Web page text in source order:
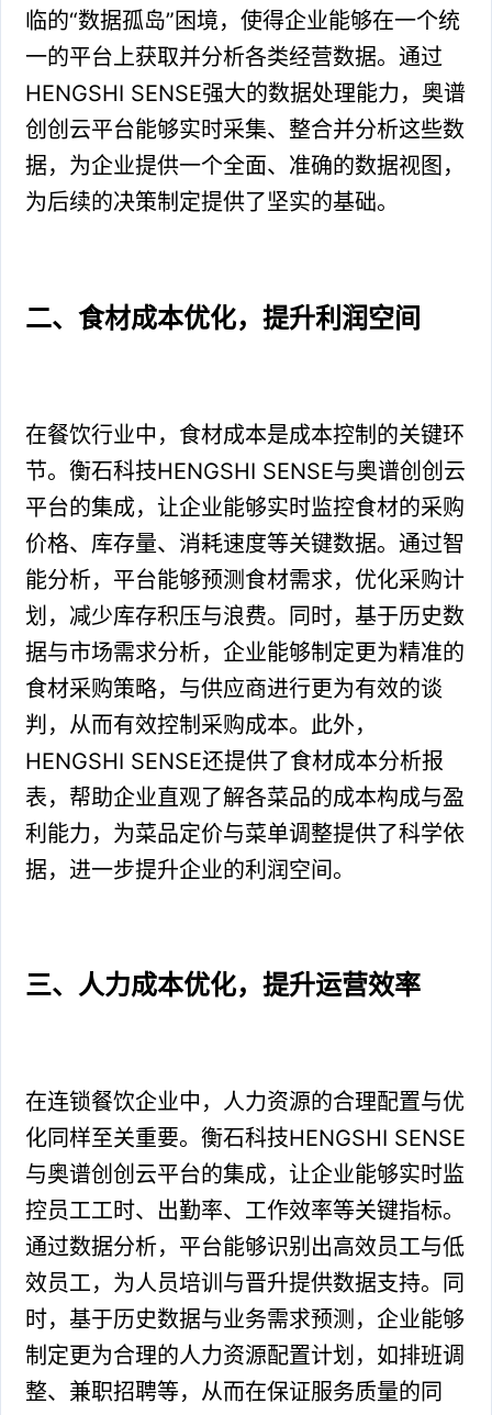
临的“数据孤岛”困境，使得企业能够在一个统
一的平台上获取并分析各类经营数据。通过
HENGSHI SENSE强大的数据处理能力，奥谱
创创云平台能够实时采集、整合并分析这些数
据，为企业提供一个全面、准确的数据视图，
为后续的决策制定提供了坚实的基础。
二、食材成本优化，提升利润空间
在餐饮行业中，食材成本是成本控制的关键环
节。衡石科技HENGSHI SENSE与奥谱创创云
平台的集成，让企业能够实时监控食材的采购
价格、库存量、消耗速度等关键数据。通过智
能分析，平台能够预测食材需求，优化采购计
划，减少库存积压与浪费。同时，基于历史数
据与市场需求分析，企业能够制定更为精准的
食材采购策略，与供应商进行更为有效的谈
判，从而有效控制采购成本。此外，
HENGSHI SENSE还提供了食材成本分析报
表，帮助企业直观了解各菜品的成本构成与盈
利能力，为菜品定价与菜单调整提供了科学依
据，进一步提升企业的利润空间。
三、人力成本优化，提升运营效率
在连锁餐饮企业中，人力资源的合理配置与优
化同样至关重要。衡石科技HENGSHI SENSE
与奥谱创创云平台的集成，让企业能够实时监
控员工工时、出勤率、工作效率等关键指标。
通过数据分析，平台能够识别出高效员工与低
效员工，为人员培训与晋升提供数据支持。同
时，基于历史数据与业务需求预测，企业能够
制定更为合理的人力资源配置计划，如排班调
整、兼职招聘等，从而在保证服务质量的同